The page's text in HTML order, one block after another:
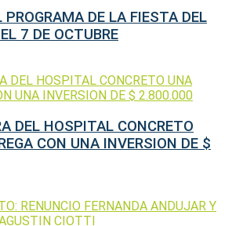
PROGRAMA DE LA FIESTA DEL
7 DE OCTUBRE
DEL HOSPITAL CONCRETO
CON UNA INVERSION DE $